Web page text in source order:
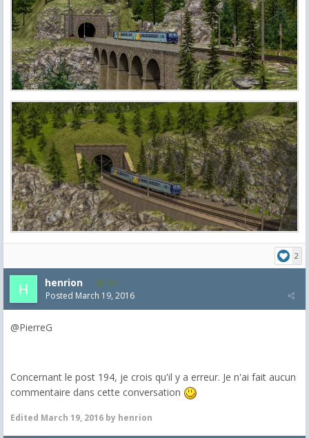
2
henrion 101
Posted March 19, 2016
@PierreG
Concernant le post 194, je crois qu'il y a erreur. Je n'ai fait aucun
commentaire dans cette conversation
Edited March 19, 2016 by henrion